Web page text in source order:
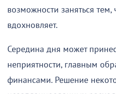
возможности заняться тем,
вдохновляет.
Середина дня может
неприятности, главным
финансами. Решение